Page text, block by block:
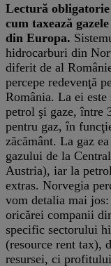
Lectură
cum taxează
din Europa.
hidrocarburi din
diferit de al
percepe redevenţă
România. La ei
petrol şi gaze, între
pentru gaz, în
zăcământ. La gaz
gazului de la
Austria), iar la
extras. Norvegia
vom detalia mai
oricărei companii
specific sectorului
(resource rent tax),
resursei, ci